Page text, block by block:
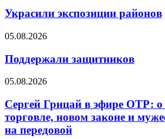
Украсили экспозиции районов
05.08.2026
Поддержали защитников
05.08.2026
Сергей Грицай в эфире ОТР:
торговле, новом законе и
на передовой